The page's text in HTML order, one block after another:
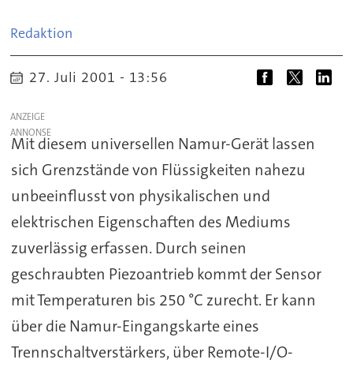
Redaktion
27. Juli 2001 - 13:56
ANZEIGE
Mit diesem universellen Namur-Gerät lassen
sich Grenzstände von Flüssigkeiten nahezu
unbeeinflusst von physikalischen und
elektrischen Eigenschaften des Mediums
zuverlässig erfassen. Durch seinen
geschraubten Piezoantrieb kommt der Sensor
mit Temperaturen bis 250 °C zurecht. Er kann
über die Namur-Eingangskarte eines
Trennschaltverstärkers, über Remote-I/O-